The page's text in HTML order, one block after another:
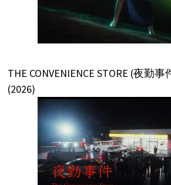
THE CONVENIENCE STORE (夜勤
(2026)